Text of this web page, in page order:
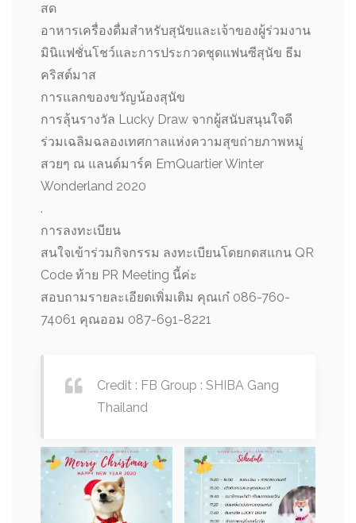
สด
อาหารเครื่องดื่มสำหรับสุนัขและเจ้าของผู้ร่วมงาน
มินิแฟชั่นโชว์และการประกวดชุดแฟนซีสุนัข ธีม
คริสต์มาส
การแลกของขวัญน้องสุนัข
การลุ้นรางวัล Lucky Draw จากผู้สนับสนุนใจดี
ร่วมเฉลิมฉลองเทศกาลแห่งความสุขถ่ายภาพหมู่
สวยๆ ณ แลนด์มาร์ค EmQuartier Winter
Wonderland 2020
.
การลงทะเบียน
สนใจเข้าร่วมกิจกรรม ลงทะเบียนโดยกดสแกน QR
Code ท้าย PR Meeting นี้ค่ะ
สอบถามรายละเอียดเพิ่มเติม คุณเก๋ 086-760-
74061 คุณออม 087-691-8221
Credit : FB Group : SHIBA Gang
Thailand